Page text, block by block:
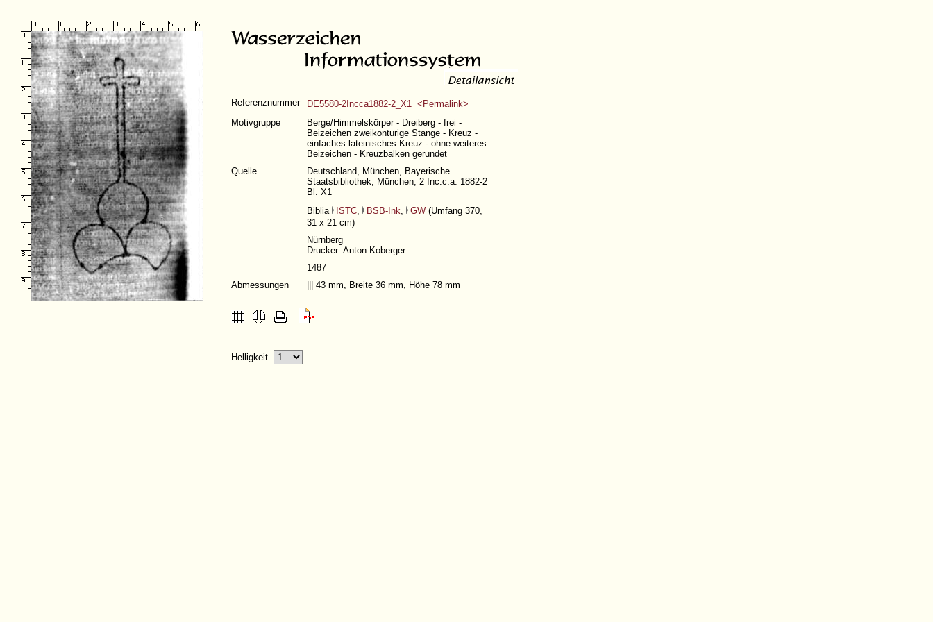
Referenznummer
DE5580-2Incca1882-2_X1 <Permalink>
Motivgruppe
Berge/Himmelskörper - Dreiberg - frei -
Beizeichen zweikonturige Stange - Kreuz -
einfaches lateinisches Kreuz - ohne weiteres
Beizeichen - Kreuzbalken gerundet
Quelle
Deutschland, München, Bayerische
Staatsbibliothek, München, 2 Inc.c.a. 1882-2
Bl. X1
Biblia
ISTC, BSB-Ink, GW (Umfang 370,
31 x 21 cm)
Nürnberg
Drucker: Anton Koberger
1487
Abmessungen
||| 43 mm, Breite 36 mm, Höhe 78 mm
Helligkeit